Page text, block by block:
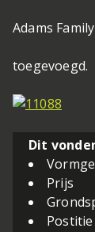
Adams Family
toegevoegd.
Dit
Prijs